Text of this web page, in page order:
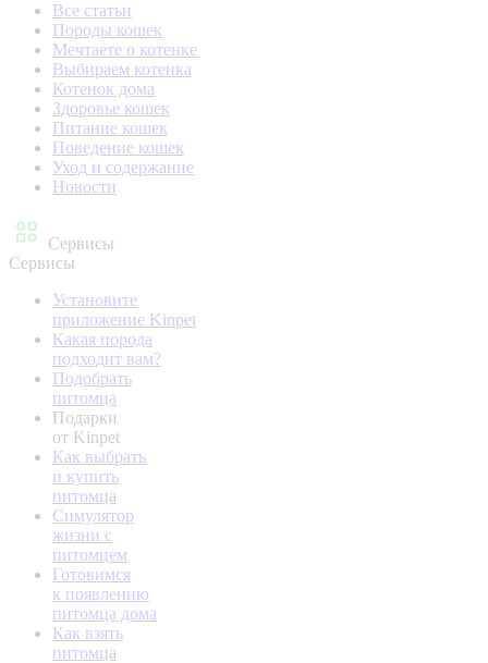
Все статьи
Породы кошек
Мечтаете о котенке
Выбираем котенка
Котенок дома
Здоровье кошек
Питание кошек
Поведение кошек
Уход и содержание
Новости
Сервисы
Сервисы
Установите
приложение Kinpet
Какая порода
подходит вам?
Подобрать
питомца
Подарки
от Kinpet
Как выбрать
и купить
питомца
Симулятор
жизни с
питомцем
Готовимся
к появлению
питомца дома
Как взять
питомца